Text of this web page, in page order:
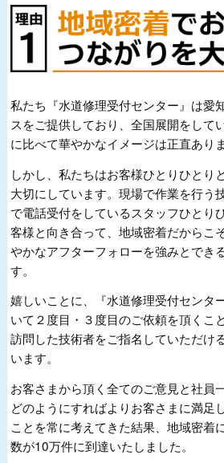
私たち『水道修理受付センター』は愛
スをご提供しており、全国展開をして
に比べて華やかなイメージは正直ありま
しかし、私たちはお客様ひとりひとり
大切にしています。現場で作業を行う
で電話受付をしているスタッフひとり
客様と向き合って、地域密着だからこ
やかなアフターフォローを強みとでき
す。
嬉しいことに、『水道修理受付センタ
いて２度目・３度目のご依頼を頂くこ
訪問した技術者をご指名していただけ
います。
お客さまから頂く全てのご意見と社員
どのようにすればよりお客さまに満足
ことを常に考えてきた結果、地域密着
数が10万件に到達いたしました。